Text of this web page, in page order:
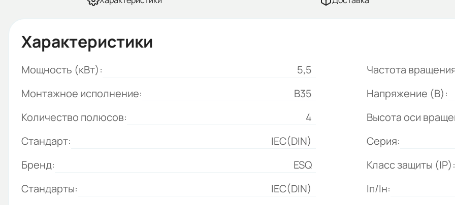
Характеристики
Мощность (кВт): 5,5
Частота
Монтажное исполнение:
B35
Напряжение (В):
Количество полюсов:
4
Высота оси
Стандарт:
IEC(DIN)
Серия:
Бренд:
ESQ
Класс защиты (IP):
Стандарты:
IEC(DIN)
Iп/Iн: